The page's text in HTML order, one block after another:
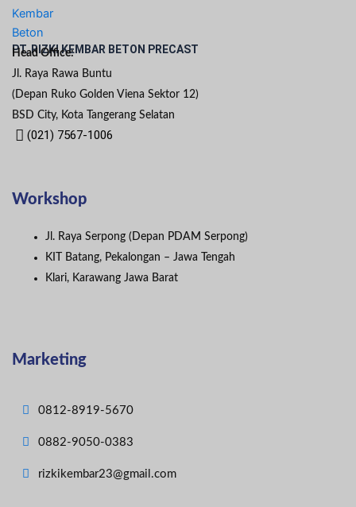
PT. RIZKI KEMBAR BETON PRECAST
Head Office:
Jl. Raya Rawa Buntu
(Depan Ruko Golden Viena Sektor 12)
BSD City, Kota Tangerang Selatan
(021) 7567-1006
Workshop
Jl. Raya Serpong (Depan PDAM Serpong)
KIT Batang, Pekalongan – Jawa Tengah
Klari, Karawang Jawa Barat
Marketing
0812-8919-5670
0882-9050-0383
rizkikembar23@gmail.com